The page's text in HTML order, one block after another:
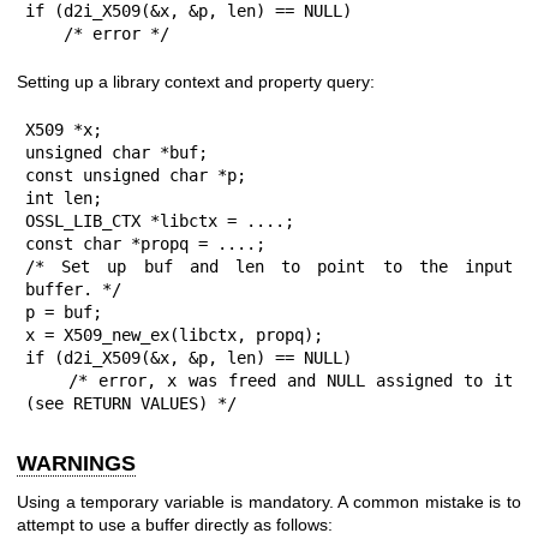
if (d2i_X509(&x, &p, len) == NULL)
    /* error */
Setting up a library context and property query:
X509 *x;
unsigned char *buf;
const unsigned char *p;
int len;
OSSL_LIB_CTX *libctx = ....;
const char *propq = ....;
/* Set up buf and len to point to the input
buffer. */
p = buf;
x = X509_new_ex(libctx, propq);
if (d2i_X509(&x, &p, len) == NULL)
(see RETURN VALUES) */
WARNINGS
Using a temporary variable is mandatory. A common mistake is to
attempt to use a buffer directly as follows: